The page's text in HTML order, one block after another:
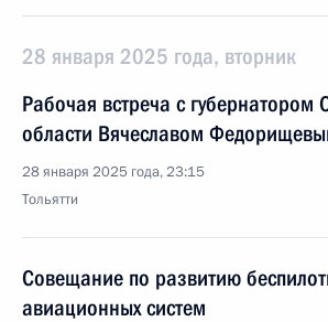
28 января 2025 года, вторник
Рабочая встреча с губернатором
области Вячеславом
28 января 2025 года, 23:15
Тольятти
Совещание по развитию
авиационных систем